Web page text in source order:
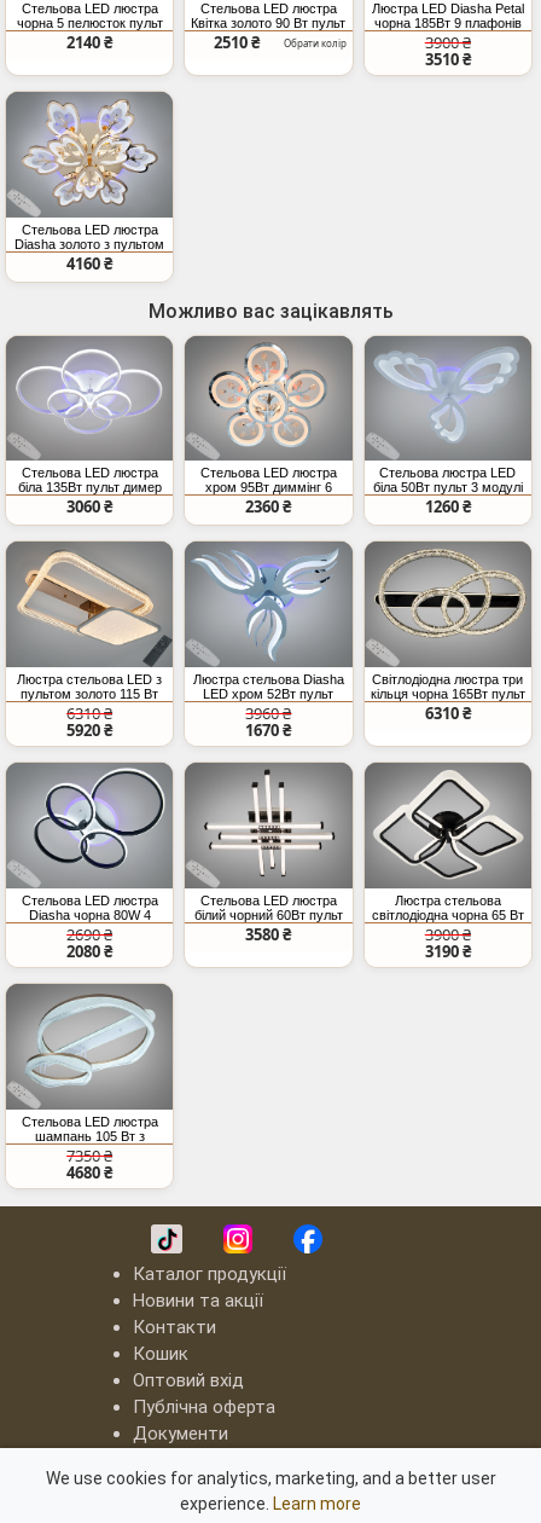
Стельова LED люстра
чорна 5 пелюсток пульт
димер
2140 ₴
Стельова LED люстра
Квітка золото 90 Вт пульт
2510 ₴ Обрати колір
Люстра LED Diasha Petal
чорна 185Вт 9 плафонів
3900 ₴
3510 ₴
Стельова LED люстра
Diasha золото з пультом
185Вт
4160 ₴
Можливо вас зацікавлять
Стельова LED люстра
біла 135Вт пульт димер
3060 ₴
Стельова LED люстра
хром 95Вт диммінг 6
кілець
2360 ₴
Стельова люстра LED
біла 50Вт пульт 3 модулі
1260 ₴
Люстра стельова LED з
пультом золото 115 Вт
20 м²
6310 ₴
5920 ₴
Люстра стельова Diasha
LED хром 52Вт пульт
3960 ₴
1670 ₴
Світлодіодна люстра три
кільця чорна 165Вт пульт
6310 ₴
Стельова LED люстра
Diasha чорна 80W 4
кільця
2690 ₴
2080 ₴
Стельова LED люстра
білий чорний 60Вт пульт
димер
3580 ₴
Люстра стельова
світлодіодна чорна 65 Вт
3900 ₴
3190 ₴
Стельова LED люстра
шампань 105 Вт з
пультом
7350 ₴
4680 ₴
Каталог продукції
Новини та акції
Контакти
Кошик
Оптовий вхід
Публічна оферта
Документи
Серія "8060"
Серія "8022"
We use cookies for analytics, marketing, and a better user
experience. Learn more